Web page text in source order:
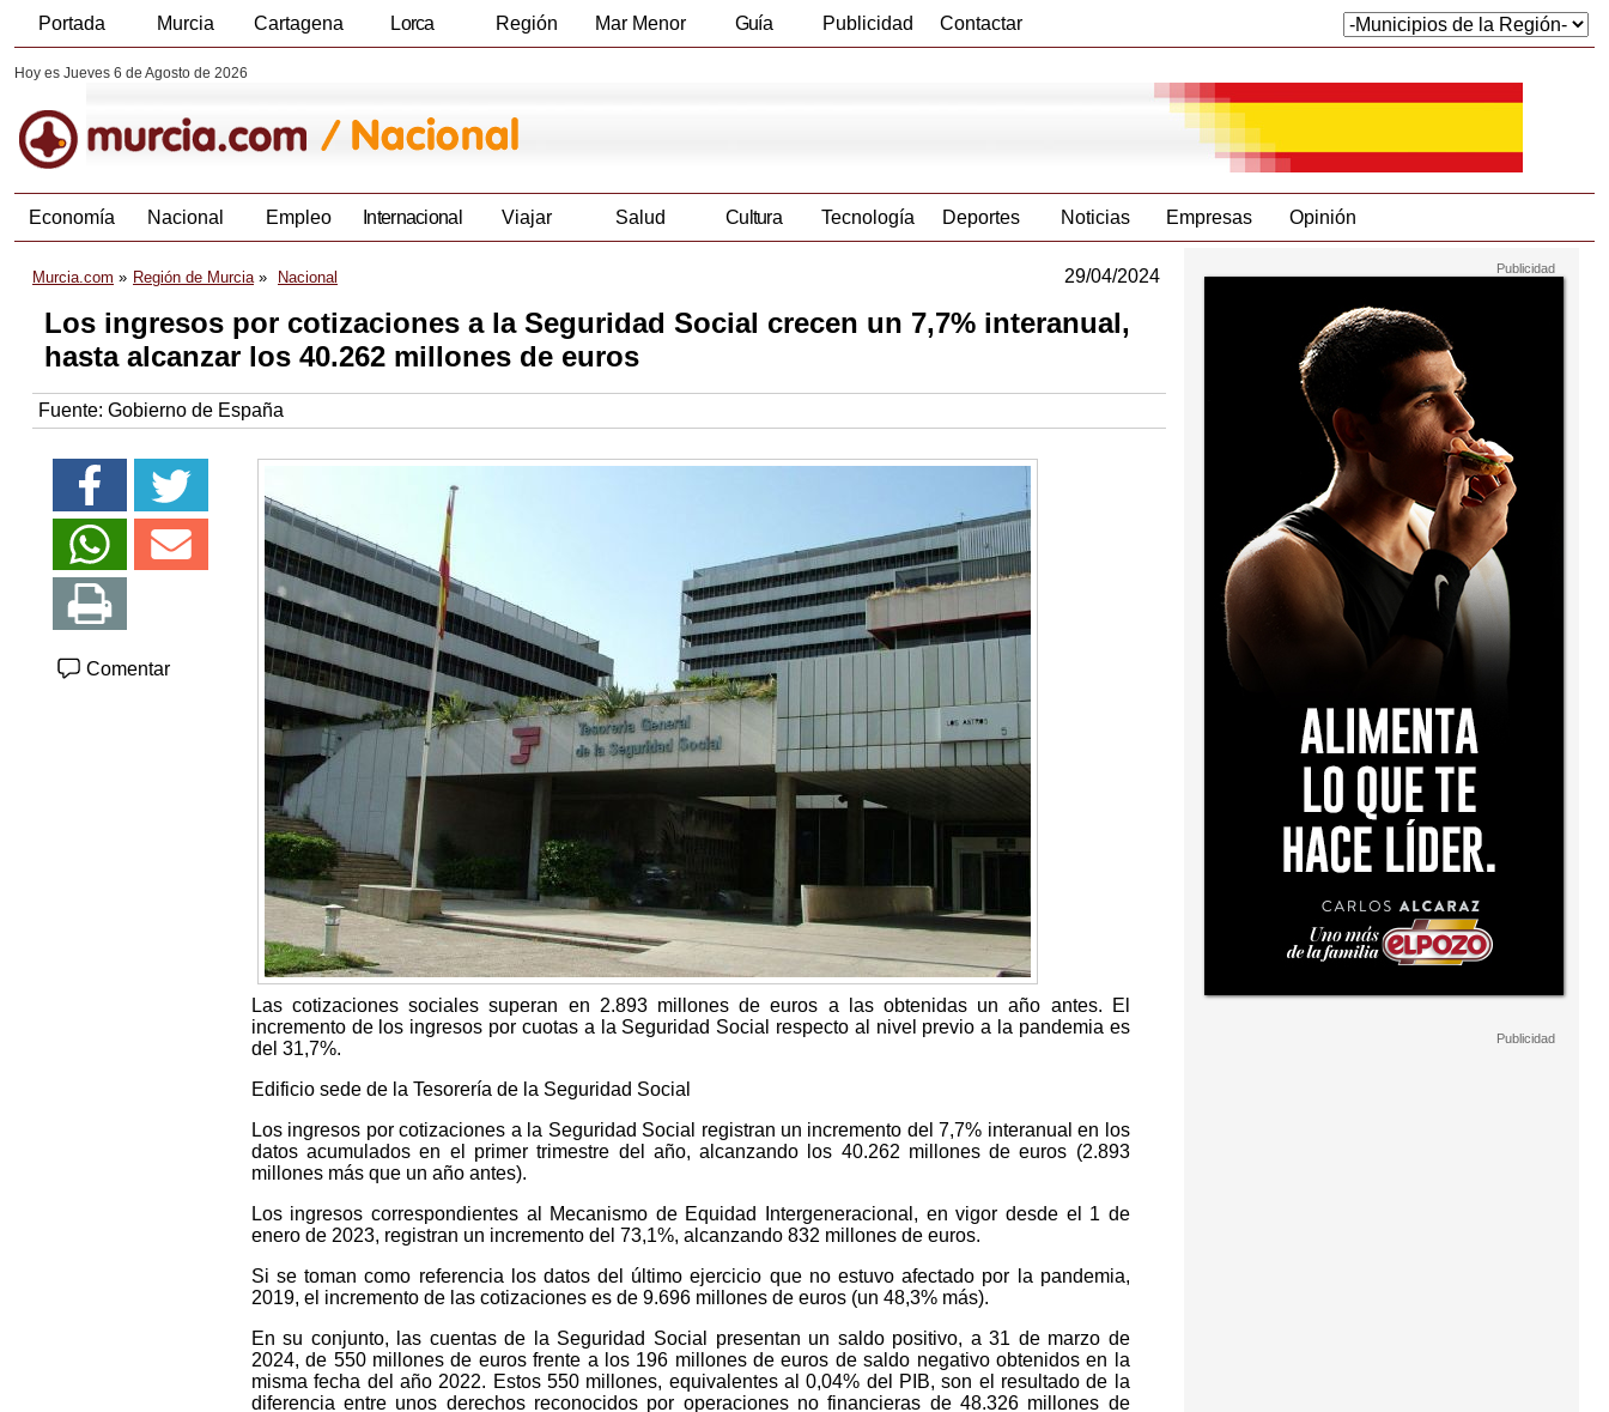
Portada Murcia Cartagena Lorca Región Mar Menor Guía Publicidad Contactar
Hoy es Jueves 6 de Agosto de 2026
Economía Nacional Empleo Internacional Viajar Salud Cultura Tecnología Deportes Noticias Empresas Opinión
Murcia.com Región de Murcia Nacional 29/04/2024
Los ingresos por cotizaciones a la Seguridad Social crecen un 7,7% interanual,
hasta alcanzar los 40.262 millones de euros
Fuente: Gobierno de España
Comentar
Las cotizaciones sociales superan en 2.893 millones de euros a las obtenidas un año antes. El
incremento de los ingresos por cuotas a la Seguridad Social respecto al nivel previo a la pandemia es
del 31,7%.
Edificio sede de la Tesorería de la Seguridad Social
Los ingresos por cotizaciones a la Seguridad Social registran un incremento del 7,7% interanual en los
datos acumulados en el primer trimestre del año, alcanzando los 40.262 millones de euros (2.893
millones más que un año antes).
Los ingresos correspondientes al Mecanismo de Equidad Intergeneracional, en vigor desde el 1 de
enero de 2023, registran un incremento del 73,1%, alcanzando 832 millones de euros.
Si se toman como referencia los datos del último ejercicio que no estuvo afectado por la pandemia,
2019, el incremento de las cotizaciones es de 9.696 millones de euros (un 48,3% más).
En su conjunto, las cuentas de la Seguridad Social presentan un saldo positivo, a 31 de marzo de
2024, de 550 millones de euros frente a los 196 millones de euros de saldo negativo obtenidos en la
misma fecha del año 2022. Estos 550 millones, equivalentes al 0,04% del PIB, son el resultado de la
diferencia entre unos derechos reconocidos por operaciones no financieras de 48.326 millones de